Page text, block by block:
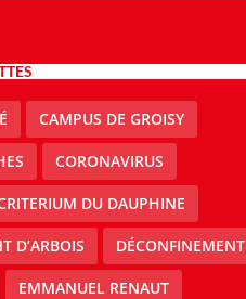
CAMPUS DE GROISY
CORONAVIRUS
DU DAUPHINE
D’ARBOIS DÉCONFINEMENT
EMMANUEL RENAUT